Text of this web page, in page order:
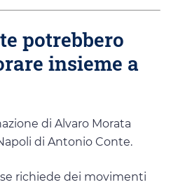
potrebbero
insieme a
di Alvaro Morata
di Antonio Conte.
richiede dei movimenti